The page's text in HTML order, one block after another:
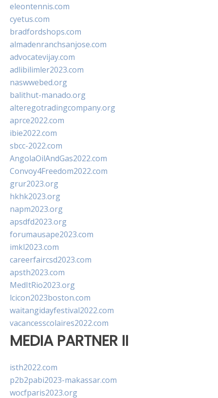
eleontennis.com
cyetus.com
bradfordshops.com
almadenranchsanjose.com
advocatevijay.com
adlibilimler2023.com
naswwebed.org
balithut-manado.org
alteregotradingcompany.org
aprce2022.com
ibie2022.com
sbcc-2022.com
AngolaOilAndGas2022.com
Convoy4Freedom2022.com
grur2023.org
hkhk2023.org
napm2023.org
apsdfd2023.org
forumausape2023.com
imkl2023.com
careerfaircsd2023.com
apsth2023.com
MedItRio2023.org
lcicon2023boston.com
waitangidayfestival2022.com
vacancesscolaires2022.com
MEDIA PARTNER II
isth2022.com
p2b2pabi2023-makassar.com
wocfparis2023.org